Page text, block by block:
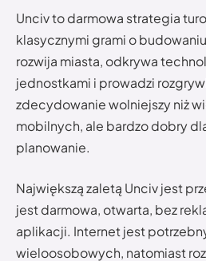
Unciv to darmowa strategia
klasycznymi grami o
rozwija miasta, odkrywa
jednostkami i prowadzi
zdecydowanie wolniejszy niż
mobilnych, ale bardzo dobry
planowanie.
Największą zaletą Unciv jest
jest darmowa, otwarta, bez
aplikacji. Internet jest
wieloosobowych, natomiast